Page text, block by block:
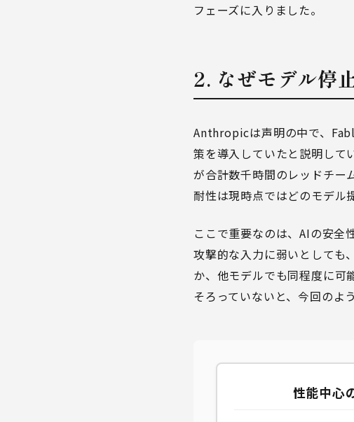
フェーズに入りました。
2. なぜモデル停
Anthropicは声明の中で、
策を導入していたと説明して
が合計数千時間のレッドチー
耐性は現時点ではどのモデル
ここで重要なのは、AIの安全
攻撃的な入力に弱いとしても
か、他モデルでも同程度に可
そろっていないと、今回のよ
性能中心